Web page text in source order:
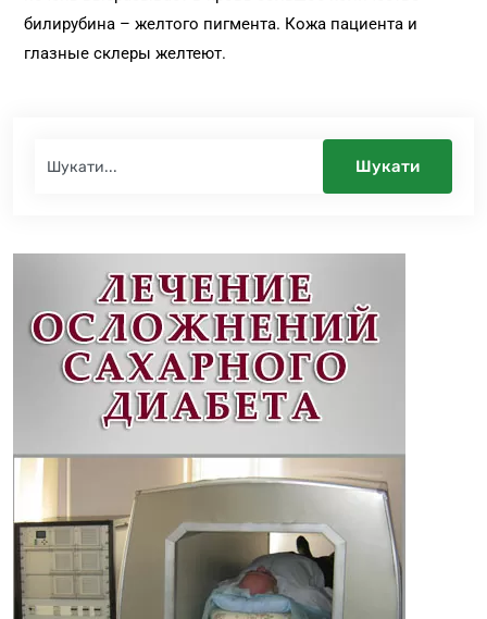
билирубина – желтого пигмента. Кожа пациента и
глазные склеры желтеют.
Шукати